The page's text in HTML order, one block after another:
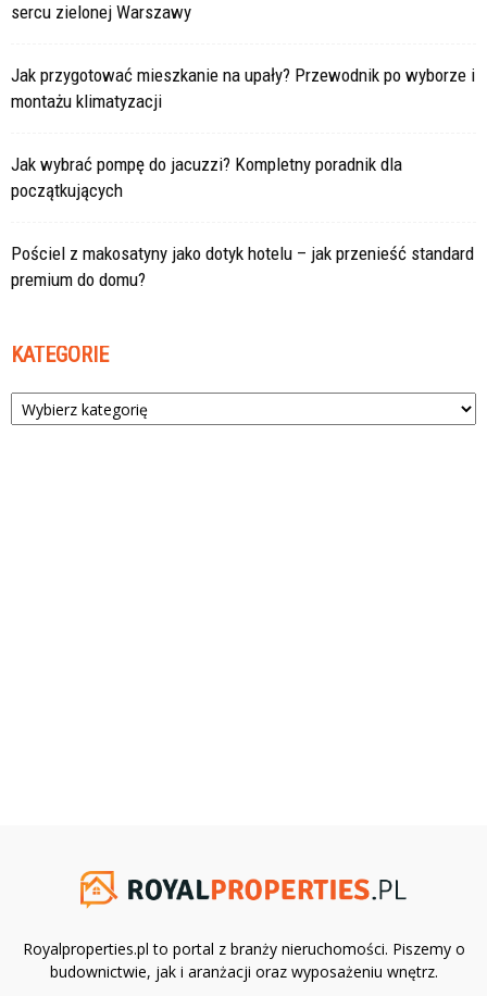
sercu zielonej Warszawy
Jak przygotować mieszkanie na upały? Przewodnik po wyborze i
montażu klimatyzacji
Jak wybrać pompę do jacuzzi? Kompletny poradnik dla
początkujących
Pościel z makosatyny jako dotyk hotelu – jak przenieść standard
premium do domu?
KATEGORIE
Kategorie
Royalproperties.pl to portal z branży nieruchomości. Piszemy o
budownictwie, jak i aranżacji oraz wyposażeniu wnętrz.